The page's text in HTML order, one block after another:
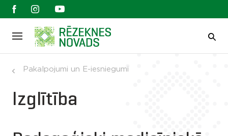
Pakalpojumi un E-iesniegumi
Izglītība